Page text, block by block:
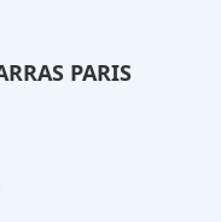
PARIS